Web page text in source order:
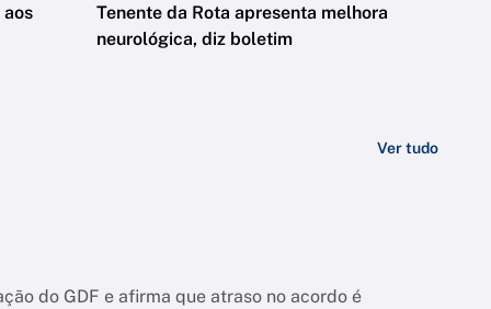
Tenente da Rota apresenta melhora
neurológica, diz boletim
Ver tudo
do GDF e afirma que atraso no acordo é